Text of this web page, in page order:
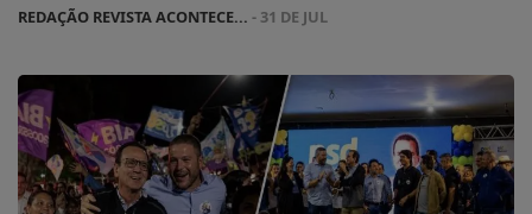
REDAÇÃO REVISTA ACONTECE... - 31 DE JUL